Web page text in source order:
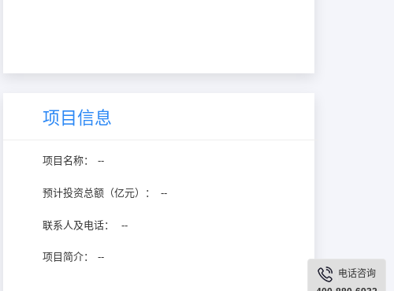
项目信息
项目名称： --
预计投资总额（亿元）： --
联系人及电话： --
项目简介： --
电话咨询